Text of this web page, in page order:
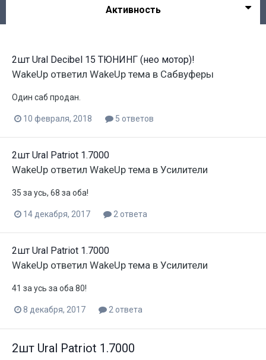
Активность
2шт Ural Decibel 15 ТЮНИНГ (нео мотор)!
WakeUp ответил WakeUp тема в Сабвуферы
Один саб продан.
10 февраля, 2018 5 ответов
2шт Ural Patriot 1.7000
WakeUp ответил WakeUp тема в Усилители
35 за усь, 68 за оба!
14 декабря, 2017 2 ответа
2шт Ural Patriot 1.7000
WakeUp ответил WakeUp тема в Усилители
41 за усь за оба 80!
8 декабря, 2017 2 ответа
2шт Ural Patriot 1.7000